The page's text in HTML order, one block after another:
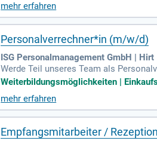
mehr erfahren
Personalverrechner*in (m/w/d)
ISG Personalmanagement GmbH | Hirt
Werde Teil unseres Team als
e), Eintritt nach Absprache. Standort:
Weiterbildungsmöglichkeiten |
mehr erfahren
Empfangsmitarbeiter /